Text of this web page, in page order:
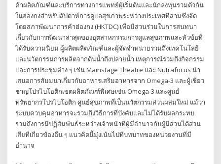
ค้าผลิตภัณฑ์และบริการทางการแพทย์ผู้เริ่มต้นและนักลงทุนรวมตัวกัน
ในฮ่องกงสำหรับสัปดาห์การดูแลสุขภาพระหว่างประเทศที่สามซึ่งจัด
โดยสภาพัฒนาการค้าฮ่องกง (HKTDC) เพื่อมีส่วนร่วมในการสนทนา
เกี่ยวกับการพัฒนาล่าสุดของอุตสาหกรรมการดูแลสุขภาพและหัวข้อที่
ได้รับความนิยม ผู้ผลิตผลิตภัณฑ์และผู้จัดจำหน่ายรวมถึงเทคโนโลยี
และนวัตกรรมการผลิตจากต้นน้ำถึงปลายน้ำ เหตุการณ์รวมถึงกิจกรรม
และการประชุมต่าง ๆ เช่น Mainstage Theatre และ Nutrafocus นำ
เสนอการสัมมนาเกี่ยวกับอาหารเสริมอาหารจาก Omega-3 และผู้เชี่ยว
ชาญโปรไบโอติกเขตผลิตภัณฑ์พิเศษเช่น Omega-3 และศูนย์
ทรัพยากรโปรไบโอติก ศูนย์สุขภาพที่เป็นนวัตกรรมส่วนผสมใหม่ แม้ว่า
ระบบควบคุมอาหารจะรวมถึงวิธีการที่บังคับและไม่ได้รับผลกระทบ
รวมถึงการมีปฏิสัมพันธ์ระหว่างเจ้าหน้าที่ผู้มีอำนาจกับผู้มีส่วนได้ส่วน
เสียที่เกี่ยวข้องอื่น ๆ แนวคิดนี้มุ่งเน้นไปที่บทบาทของหน่วยงานที่มี
อำนาจ